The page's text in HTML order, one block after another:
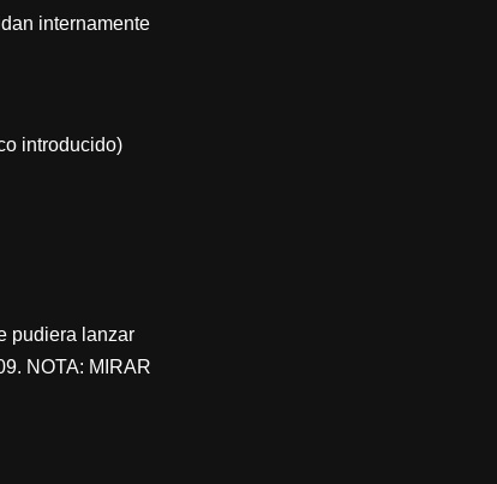
internamente
introducido)
pudiera lanzar
NOTA: MIRAR